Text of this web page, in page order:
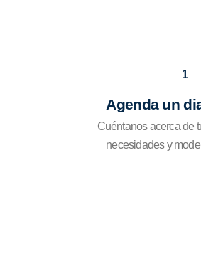
1
Agenda un
Cuéntanos acerca de
necesidades y